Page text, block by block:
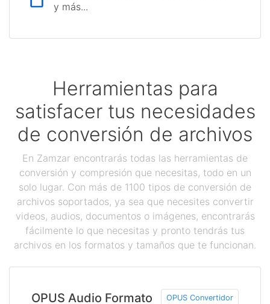
y más...
Herramientas para
satisfacer tus necesidades
de conversión de archivos
En Zamzar encontrarás todas las herramientas de
conversión y compresión que necesitas, todo en un
solo lugar. Con más de 1100 tipos de conversión de
archivos soportados, ya sea que necesites convertir
videos, audios, documentos o imágenes, encontrarás
fácilmente lo que necesitas y pronto tendrás tus
archivos en los formatos y tamaños que te funcionan.
OPUS Audio Formato OPUS Convertidor